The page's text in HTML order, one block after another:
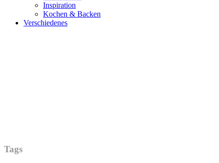
Inspiration
Kochen & Backen
Verschiedenes
Tags